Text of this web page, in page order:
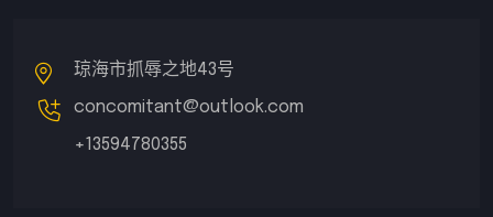
琼海市抓辱之地43号
concomitant@outlook.com
+13594780355